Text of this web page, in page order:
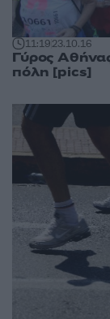
11:1923.10.16
Γύρος
πόλη [pics]